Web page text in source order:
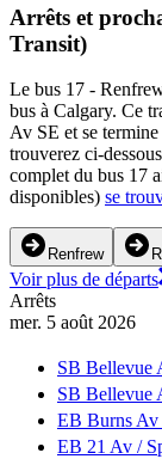
Arrêts et
Transit)
Le bus 17 -
bus à Calgary. Ce
Av SE et se
trouverez ci-
complet du bus 17
disponibles) se
Renfrew
Voir plus de départs
Arrêts
mer. 5 août 2026
SB Bellevue
SB Bellevue
EB Burns Av
EB 21 Av /